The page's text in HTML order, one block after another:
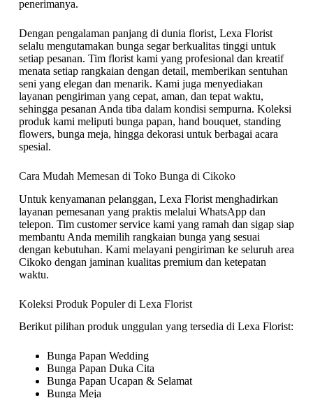
penerimanya.
Dengan pengalaman panjang di dunia florist, Lexa Florist
selalu mengutamakan bunga segar berkualitas tinggi untuk
setiap pesanan. Tim florist kami yang profesional dan kreatif
menata setiap rangkaian dengan detail, memberikan sentuhan
seni yang elegan dan menarik. Kami juga menyediakan
layanan pengiriman yang cepat, aman, dan tepat waktu,
sehingga pesanan Anda tiba dalam kondisi sempurna. Koleksi
produk kami meliputi bunga papan, hand bouquet, standing
flowers, bunga meja, hingga dekorasi untuk berbagai acara
spesial.
Cara Mudah Memesan di Toko Bunga di Cikoko
Untuk kenyamanan pelanggan, Lexa Florist menghadirkan
layanan pemesanan yang praktis melalui WhatsApp dan
telepon. Tim customer service kami yang ramah dan sigap siap
membantu Anda memilih rangkaian bunga yang sesuai
dengan kebutuhan. Kami melayani pengiriman ke seluruh area
Cikoko dengan jaminan kualitas premium dan ketepatan
waktu.
Koleksi Produk Populer di Lexa Florist
Berikut pilihan produk unggulan yang tersedia di Lexa Florist:
Bunga Papan Wedding
Bunga Papan Duka Cita
Bunga Papan Ucapan & Selamat
Bunga Meja